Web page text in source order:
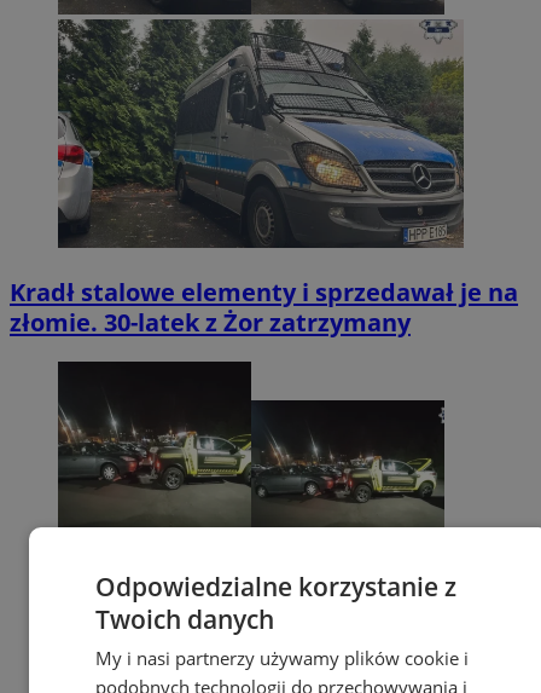
Kradł stalowe elementy i sprzedawał je na
złomie. 30-latek z Żor zatrzymany
Odpowiedzialne korzystanie z
Twoich danych
My i nasi partnerzy używamy plików cookie i
podobnych technologii do przechowywania i